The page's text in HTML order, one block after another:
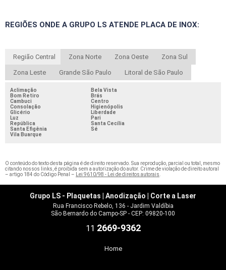
REGIÕES ONDE A GRUPO LS ATENDE PLACA DE INOX:
Região Central Zona Norte Zona Oeste Zona Sul
Zona Leste Grande São Paulo Litoral de São Paulo
Aclimação
Bela Vista
Bom Retiro
Brás
Cambuci
Centro
Consolação
Higienópolis
Glicério
Liberdade
Luz
Pari
República
Santa Cecília
Santa Efigênia
Sé
Vila Buarque
O conteúdo do texto desta página é de direito reservado. Sua reprodução, parcial ou total, mesmo
citando nossos links, é proibida sem a autorização do autor. Crime de violação de direito autoral
– artigo 184 do Código Penal –
Lei 9610/98 - Lei de direitos autorais
Grupo LS - Plaquetas | Anodização | Corte a Laser
Rua Francisco Rebelo, 136 - Jardim Valdíbia
São Bernardo do Campo-SP - CEP: 09820-100
11 2669-9362
Home